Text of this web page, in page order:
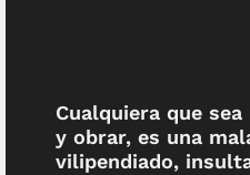
Cualquiera que
y obrar, es una
vilipendiado,